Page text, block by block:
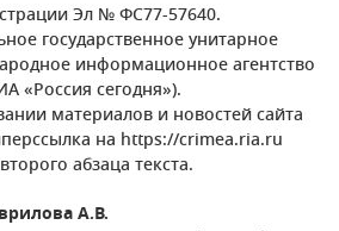
Эл № ФС77-57640.
государственное унитарное
информационное агентство
«Россия сегодня»).
материалов и новостей сайта
на https://crimea.ria.ru
абзаца текста.
А.В.